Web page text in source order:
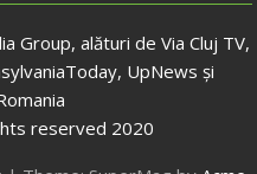
Group, alături de Via Cluj TV,
UpNews și
reserved 2020